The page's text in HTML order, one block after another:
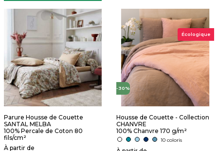
Parure Housse de Couette
SANTAL MELBA
100% Percale de Coton 80
fils/cm²
-30%
Écologique
Housse de Couette - Collection
CHANVRE
100% Chanvre 170 g/m²
10 coloris